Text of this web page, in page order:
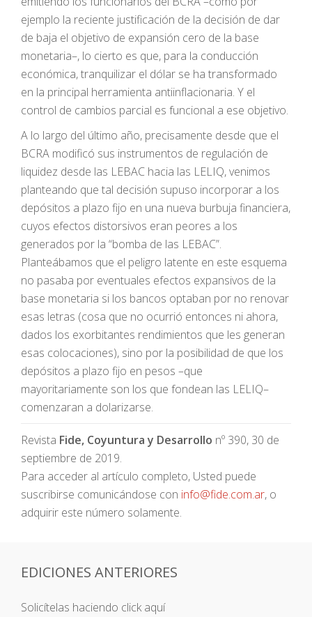
ejemplo la reciente justificación de la decisión de dar
de baja el objetivo de expansión cero de la base
monetaria–, lo cierto es que, para la conducción
económica, tranquilizar el dólar se ha transformado
en la principal herramienta antiinflacionaria. Y el
control de cambios parcial es funcional a ese objetivo.
A lo largo del último año, precisamente desde que el
BCRA modificó sus instrumentos de regulación de
liquidez desde las LEBAC hacia las LELIQ, venimos
planteando que tal decisión supuso incorporar a los
depósitos a plazo fijo en una nueva burbuja financiera,
cuyos efectos distorsivos eran peores a los
generados por la “bomba de las LEBAC”.
Planteábamos que el peligro latente en este esquema
no pasaba por eventuales efectos expansivos de la
base monetaria si los bancos optaban por no renovar
esas letras (cosa que no ocurrió entonces ni ahora,
dados los exorbitantes rendimientos que les generan
esas colocaciones), sino por la posibilidad de que los
depósitos a plazo fijo en pesos –que
mayoritariamente son los que fondean las LELIQ–
comenzaran a dolarizarse.
Revista Fide, Coyuntura y Desarrollo nº 390, 30 de
septiembre de 2019.
Para acceder al artículo completo, Usted puede
suscribirse comunicándose con info@fide.com.ar, o
adquirir este número solamente.
EDICIONES ANTERIORES
Solicítelas haciendo click aquí